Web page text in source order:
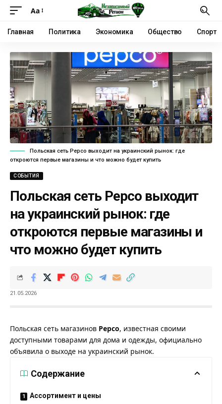
Аа
Главная Политика Экономика Общество Спорт
Польская сеть Pepco выходит на украинский рынок: где
откроются первые магазины и что можно будет купить
СОБЫТИЯ
Польская сеть Pepco выходит
на украинский рынок: где
откроются первые магазины и
что можно будет купить
21.05.2026
Польская сеть магазинов Pepco, известная своими
доступными товарами для дома и одежды, официально
объявила о выходе на украинский рынок.
Содержание
Ассортимент и цены